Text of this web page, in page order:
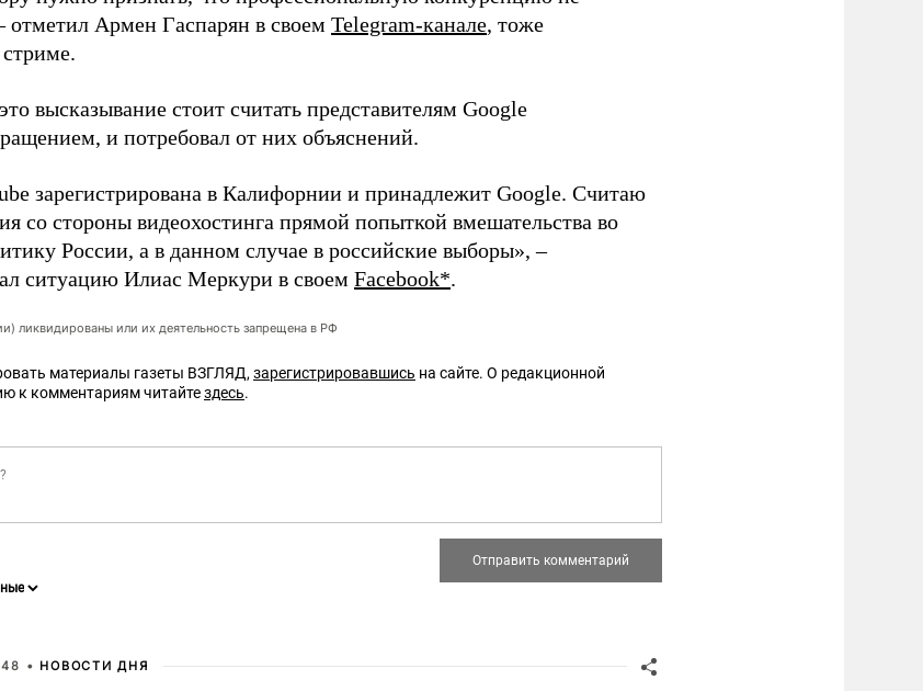
отметил Армен Гаспарян в своем Telegram-канале, тоже
высказывание стоит считать представителям Google
и потребовал от них объяснений.
зарегистрирована в Калифорнии и принадлежит Google. Считаю
со стороны видеохостинга прямой попыткой вмешательства во
России, а в данном случае в российские выборы», –
ситуацию Илиас Меркури в своем Facebook*.
ликвидированы или их деятельность запрещена в РФ
материалы газеты ВЗГЛЯД, зарегистрировавшись на сайте. О редакционной
к комментариям читайтездесь.
• НОВОСТИ ДНЯ